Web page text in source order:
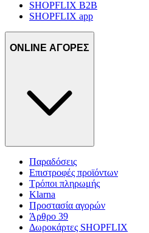
SHOPFLIX B2B
SHOPFLIX app
ONLINE ΑΓΟΡΕΣ
Παραδόσεις
Επιστροφές προϊόντων
Τρόποι πληρωμής
Klarna
Προστασία αγορών
Άρθρο 39
Δωροκάρτες SHOPFLIX